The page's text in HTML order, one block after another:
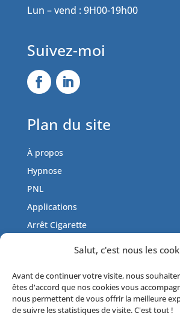
Salut, c'est nous les
Avant de continuer votre visite, nous
êtes d'accord que nos cookies vous
nous permettent de vous offrir la meilleure
de suivre les statistiques de visite. C'est tout !
Lun – vend : 9H00-19h00
Suivez-moi
Plan du site
À propos
Hypnose
PNL
Applications
Arrêt Cigarette
Contactez-moi
Livre d’or